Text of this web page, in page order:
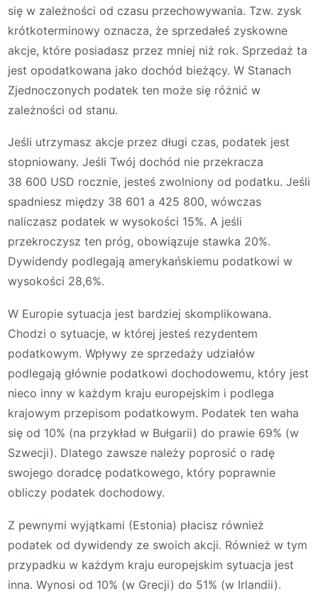
się w zależności od czasu przechowywania. Tzw. zysk
krótkoterminowy oznacza, że sprzedałeś zyskowne
akcje, które posiadasz przez mniej niż rok. Sprzedaż ta
jest opodatkowana jako dochód bieżący. W Stanach
Zjednoczonych podatek ten może się różnić w
zależności od stanu.
Jeśli utrzymasz akcje przez długi czas, podatek jest
stopniowany. Jeśli Twój dochód nie przekracza
38 600 USD rocznie, jesteś zwolniony od podatku. Jeśli
spadniesz między 38 601 a 425 800, wówczas
naliczasz podatek w wysokości 15%. A jeśli
przekroczysz ten próg, obowiązuje stawka 20%.
Dywidendy podlegają amerykańskiemu podatkowi w
wysokości 28,6%.
W Europie sytuacja jest bardziej skomplikowana.
Chodzi o sytuacje, w której jesteś rezydentem
podatkowym. Wpływy ze sprzedaży udziałów
podlegają głównie podatkowi dochodowemu, który jest
nieco inny w każdym kraju europejskim i podlega
krajowym przepisom podatkowym. Podatek ten waha
się od 10% (na przykład w Bułgarii) do prawie 69% (w
Szwecji). Dlatego zawsze należy poprosić o radę
swojego doradcę podatkowego, który poprawnie
obliczy podatek dochodowy.
Z pewnymi wyjątkami (Estonia) płacisz również
podatek od dywidendy ze swoich akcji. Również w tym
przypadku w każdym kraju europejskim sytuacja jest
inna. Wynosi od 10% (w Grecji) do 51% (w Irlandii).